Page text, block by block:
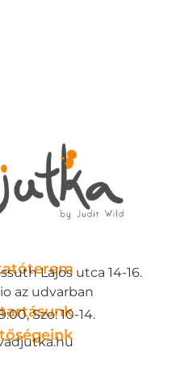
Lajos utca 14-16.
az udvarban
Szo: 10-14.